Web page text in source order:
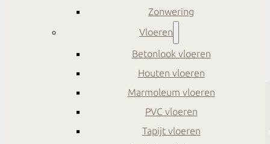
Zonwering
Vloeren
Betonlook vloeren
Houten vloeren
Marmoleum vloeren
PVC vloeren
Tapijt vloeren